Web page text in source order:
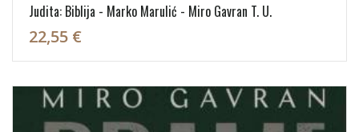
Judita: Biblija - Marko Marulić - Miro Gavran T. U.
22,55 €